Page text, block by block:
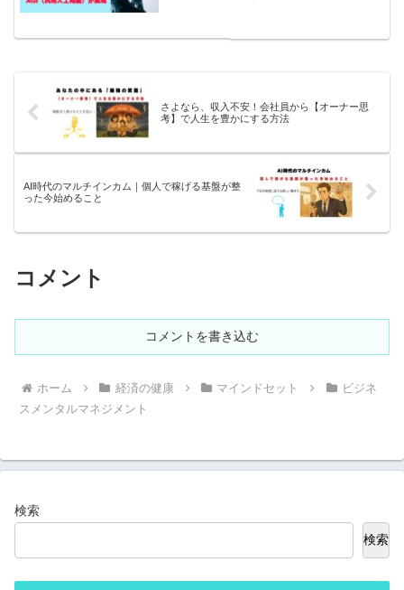
さよなら、収入不安！会社員から【オーナー思
考】で人生を豊かにする方法
AI時代のマルチインカム｜個人で稼げる基盤が整
った今始めること
コメント
コメントを書き込む
ホーム 経済の健康 マインドセット
ビジネ
スメンタルマネジメント
検索
検索